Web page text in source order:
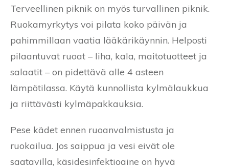
Terveellinen piknik on myös turvallinen piknik.
Ruokamyrkytys voi pilata koko päivän ja
pahimmillaan vaatia lääkärikäynnin. Helposti
pilaantuvat ruoat – liha, kala, maitotuotteet ja
salaatit – on pidettävä alle 4 asteen
lämpötilassa. Käytä kunnollista kylmälaukkua
ja riittävästi kylmäpakkauksia.
Pese kädet ennen ruoanvalmistusta ja
ruokailua. Jos saippua ja vesi eivät ole
saatavilla, käsidesinfektioaine on hyvä